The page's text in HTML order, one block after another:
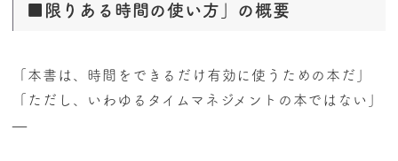
■限りある時間の使い方」の概要
「本書は、時間をできるだけ有効に使うための本だ」
「ただし、いわゆるタイムマネジメントの本ではない」
—